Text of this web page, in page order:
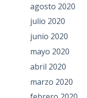
agosto 2020
julio 2020
junio 2020
mayo 2020
abril 2020
marzo 2020